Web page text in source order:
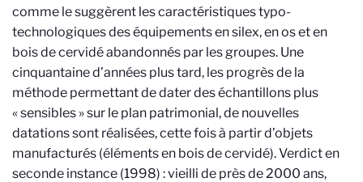
comme le suggèrent les caractéristiques typo-
technologiques des équipements en silex, en os et en
bois de cervidé abandonnés par les groupes. Une
cinquantaine d’années plus tard, les progrès de la
méthode permettant de dater des échantillons plus
« sensibles » sur le plan patrimonial, de nouvelles
datations sont réalisées, cette fois à partir d’objets
manufacturés (éléments en bois de cervidé). Verdict en
seconde instance (1998) : vieilli de près de 2000 ans,